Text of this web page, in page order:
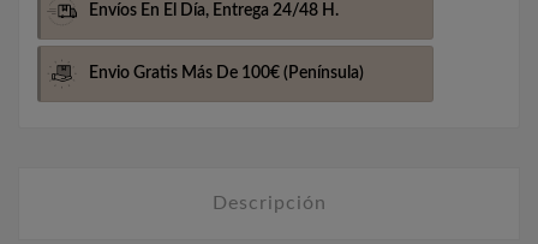
Envíos En El Día, Entrega 24/48 H.
Envio Gratis Más De 100€ (Península)
Descripción